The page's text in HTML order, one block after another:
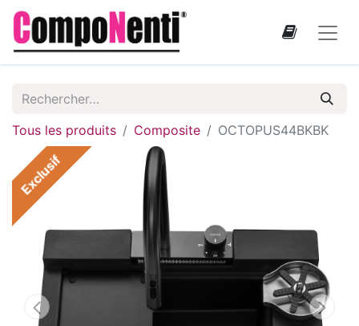
Tous les produits Composite OCTOPUS44BKBK
Exclusif